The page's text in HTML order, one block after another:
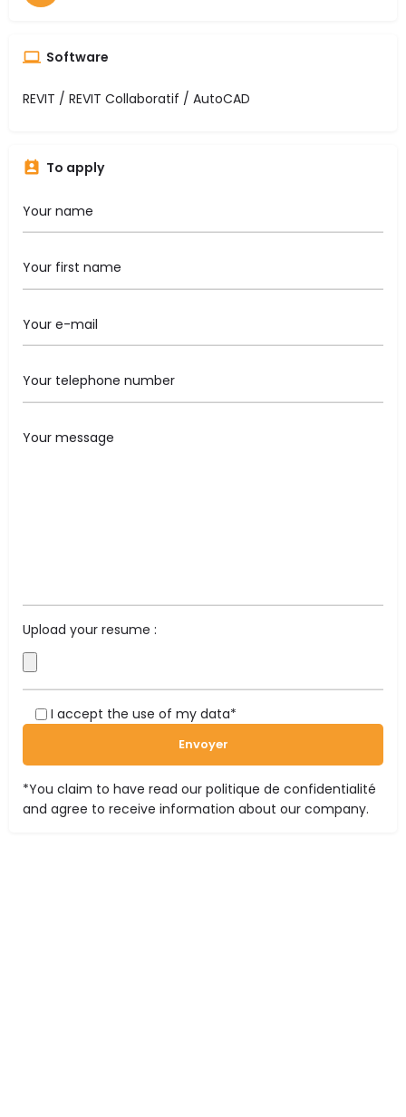
Software
REVIT / REVIT Collaboratif / AutoCAD
To apply
Upload your resume :
I accept the use of my data*
*You claim to have read our politique de confidentialité
and agree to receive information about our company.